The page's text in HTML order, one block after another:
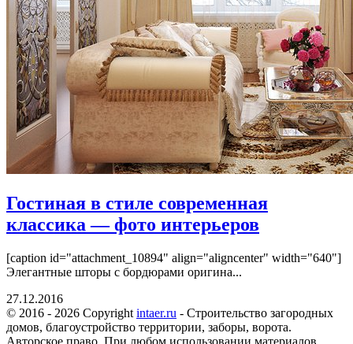
Гостиная в стиле современная
классика — фото интерьеров
[caption id="attachment_10894" align="aligncenter" width="640"]
Элегантные шторы с бордюрами оригина...
27.12.2016
© 2016 - 2026 Copyright intaer.ru - Cтроительство загородных
домов, благоустройство территории, заборы, ворота.
Авторское право. При любом использовании материалов